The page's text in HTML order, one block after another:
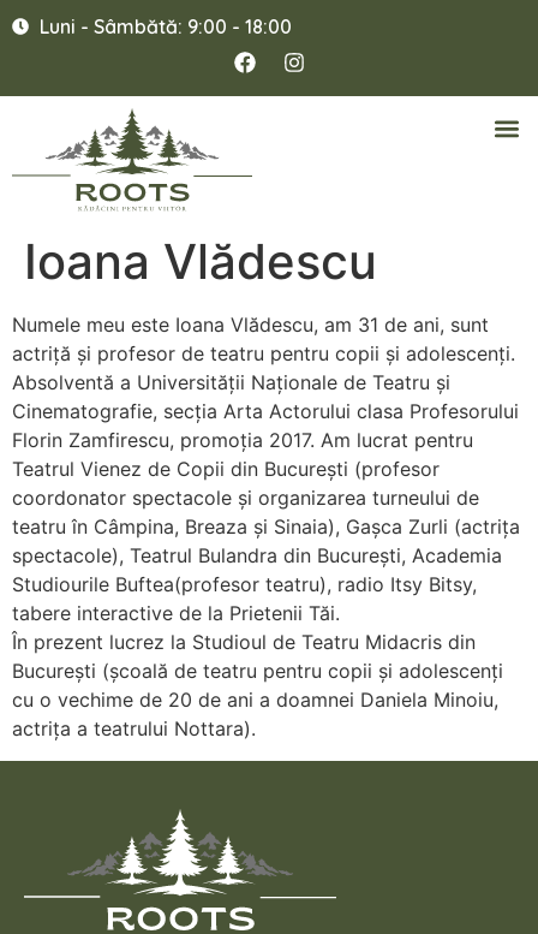
Luni - Sâmbătă: 9:00 - 18:00
Ioana Vlădescu
Numele meu este Ioana Vlădescu, am 31 de ani, sunt
actriță și profesor de teatru pentru copii și adolescenți.
Absolventă a Universității Naționale de Teatru și
Cinematografie, secția Arta Actorului clasa Profesorului
Florin Zamfirescu, promoția 2017. Am lucrat pentru
Teatrul Vienez de Copii din București (profesor
coordonator spectacole și organizarea turneului de
teatru în Câmpina, Breaza și Sinaia), Gașca Zurli (actrița
spectacole), Teatrul Bulandra din București, Academia
Studiourile Buftea(profesor teatru), radio Itsy Bitsy,
tabere interactive de la Prietenii Tăi.
În prezent lucrez la Studioul de Teatru Midacris din
București (școală de teatru pentru copii și adolescenți
cu o vechime de 20 de ani a doamnei Daniela Minoiu,
actrița a teatrului Nottara).